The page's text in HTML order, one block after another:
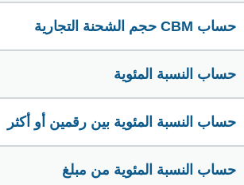
حساب CBM حجم الشحنة التجارية
حساب النسبة المئوية
حساب النسبة المئوية بين رقمين أو أكثر
حساب النسبة المئوية من مبلغ